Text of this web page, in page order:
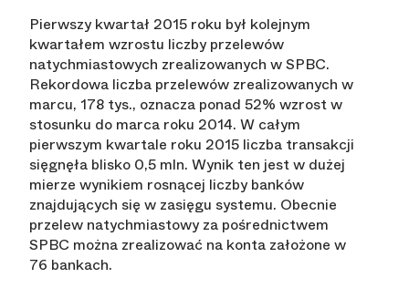
Pierwszy kwartał 2015 roku był kolejnym
kwartałem wzrostu liczby przelewów
natychmiastowych zrealizowanych w SPBC.
Rekordowa liczba przelewów zrealizowanych w
marcu, 178 tys., oznacza ponad 52% wzrost w
stosunku do marca roku 2014. W całym
pierwszym kwartale roku 2015 liczba transakcji
sięgnęła blisko 0,5 mln. Wynik ten jest w dużej
mierze wynikiem rosnącej liczby banków
znajdujących się w zasięgu systemu. Obecnie
przelew natychmiastowy za pośrednictwem
SPBC można zrealizować na konta założone w
76 bankach.